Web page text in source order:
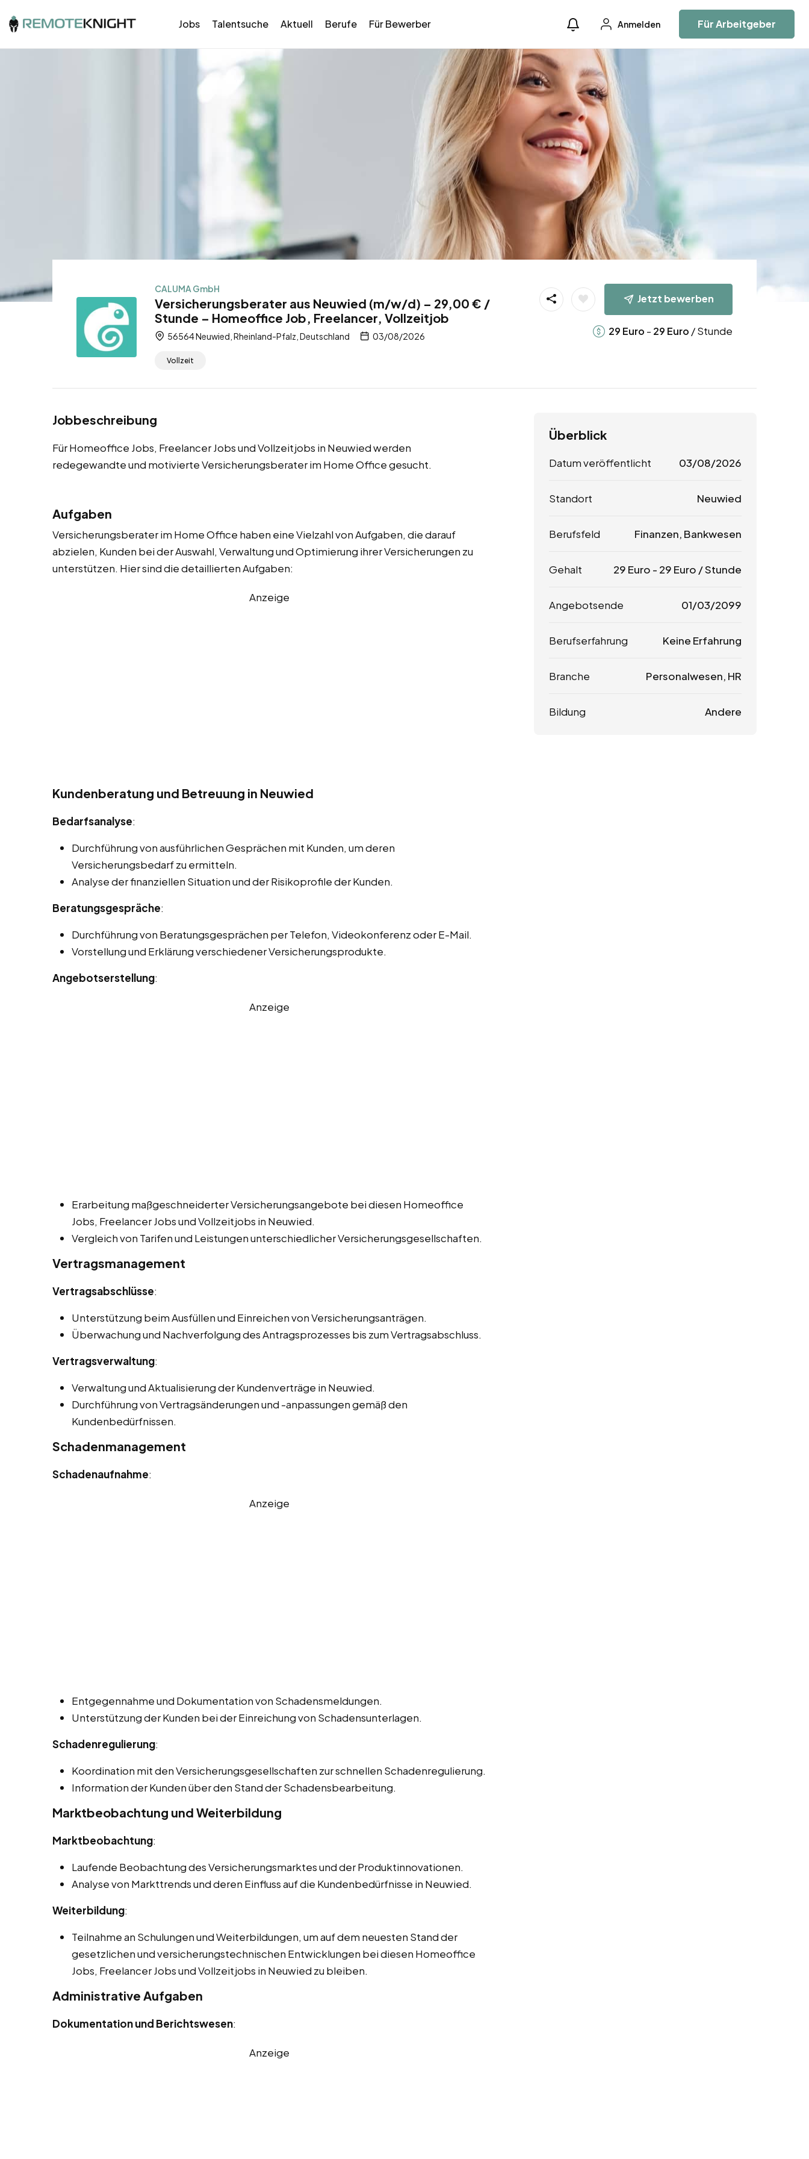
Jobs Talentsuche Aktuell Berufe Für Bewerber Anmelden Für Arbeitgeber
CALUMA GmbH
Versicherungsberater aus Neuwied (m/w/d) – 29,00 € /
Stunde – Homeoffice Job, Freelancer, Vollzeitjob
56564 Neuwied, Rheinland-Pfalz, Deutschland 03/08/2026
Vollzeit
Jetzt bewerben
29 Euro - 29 Euro / Stunde
Jobbeschreibung
Für Homeoffice Jobs, Freelancer Jobs und Vollzeitjobs in Neuwied werden
redegewandte und motivierte Versicherungsberater im Home Office gesucht.
Aufgaben
Versicherungsberater im Home Office haben eine Vielzahl von Aufgaben, die darauf
abzielen, Kunden bei der Auswahl, Verwaltung und Optimierung ihrer Versicherungen zu
unterstützen. Hier sind die detaillierten Aufgaben:
Anzeige
Kundenberatung und Betreuung in Neuwied
Bedarfsanalyse:
Durchführung von ausführlichen Gesprächen mit Kunden, um deren
Versicherungsbedarf zu ermitteln.
Analyse der finanziellen Situation und der Risikoprofile der Kunden.
Beratungsgespräche:
Durchführung von Beratungsgesprächen per Telefon, Videokonferenz oder E-Mail.
Vorstellung und Erklärung verschiedener Versicherungsprodukte.
Angebotserstellung:
Anzeige
Erarbeitung maßgeschneiderter Versicherungsangebote bei diesen Homeoffice
Jobs, Freelancer Jobs und Vollzeitjobs in Neuwied.
Vergleich von Tarifen und Leistungen unterschiedlicher Versicherungsgesellschaften.
Vertragsmanagement
Vertragsabschlüsse:
Unterstützung beim Ausfüllen und Einreichen von Versicherungsanträgen.
Überwachung und Nachverfolgung des Antragsprozesses bis zum Vertragsabschluss.
Vertragsverwaltung:
Verwaltung und Aktualisierung der Kundenverträge in Neuwied.
Durchführung von Vertragsänderungen und -anpassungen gemäß den
Kundenbedürfnissen.
Schadenmanagement
Schadenaufnahme:
Anzeige
Entgegennahme und Dokumentation von Schadensmeldungen.
Unterstützung der Kunden bei der Einreichung von Schadensunterlagen.
Schadenregulierung:
Koordination mit den Versicherungsgesellschaften zur schnellen Schadenregulierung.
Information der Kunden über den Stand der Schadensbearbeitung.
Marktbeobachtung und Weiterbildung
Marktbeobachtung:
Laufende Beobachtung des Versicherungsmarktes und der Produktinnovationen.
Analyse von Markttrends und deren Einfluss auf die Kundenbedürfnisse in Neuwied.
Weiterbildung:
Teilnahme an Schulungen und Weiterbildungen, um auf dem neuesten Stand der
gesetzlichen und versicherungstechnischen Entwicklungen bei diesen Homeoffice
Jobs, Freelancer Jobs und Vollzeitjobs in Neuwied zu bleiben.
Administrative Aufgaben
Dokumentation und Berichtswesen:
Anzeige
Überblick
Datum veröffentlicht 03/08/2026
Standort Neuwied
Berufsfeld Finanzen, Bankwesen
Gehalt 29 Euro - 29 Euro / Stunde
Angebotsende 01/03/2099
Berufserfahrung Keine Erfahrung
Branche Personalwesen, HR
Bildung Andere